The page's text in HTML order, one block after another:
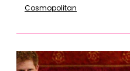
Cosmopolitan